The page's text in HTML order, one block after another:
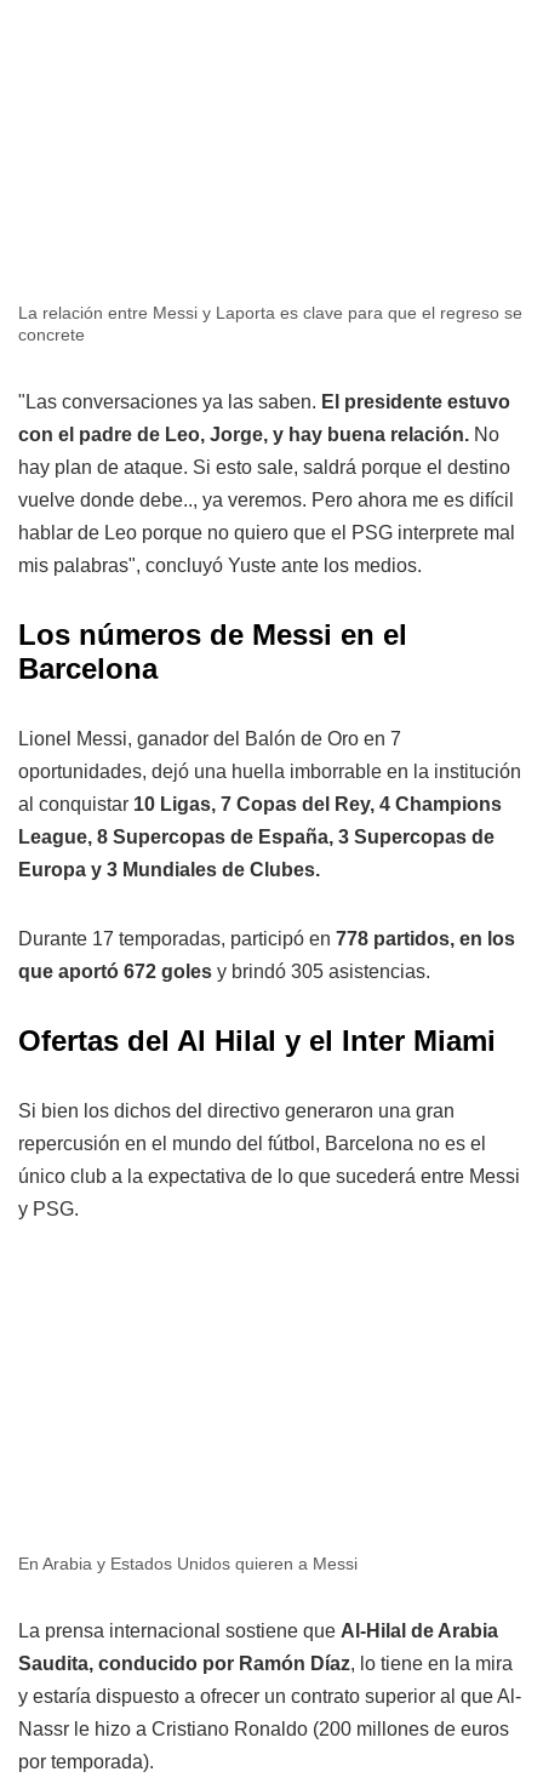
La relación entre Messi y Laporta es clave para que el regreso se
concrete
"Las conversaciones ya las saben. El presidente estuvo
con el padre de Leo, Jorge, y hay buena relación. No
hay plan de ataque. Si esto sale, saldrá porque el destino
vuelve donde debe.., ya veremos. Pero ahora me es difícil
hablar de Leo porque no quiero que el PSG interprete mal
mis palabras", concluyó Yuste ante los medios.
Los números de Messi en el
Barcelona
Lionel Messi, ganador del Balón de Oro en 7
oportunidades, dejó una huella imborrable en la institución
al conquistar 10 Ligas, 7 Copas del Rey, 4 Champions
League, 8 Supercopas de España, 3 Supercopas de
Europa y 3 Mundiales de Clubes.
Durante 17 temporadas, participó en 778 partidos, en los
que aportó 672 goles y brindó 305 asistencias.
Ofertas del Al Hilal y el Inter Miami
Si bien los dichos del directivo generaron una gran
repercusión en el mundo del fútbol, Barcelona no es el
único club a la expectativa de lo que sucederá entre Messi
y PSG.
En Arabia y Estados Unidos quieren a Messi
La prensa internacional sostiene que Al-Hilal de Arabia
Saudita, conducido por Ramón Díaz, lo tiene en la mira
y estaría dispuesto a ofrecer un contrato superior al que Al-
Nassr le hizo a Cristiano Ronaldo (200 millones de euros
por temporada).